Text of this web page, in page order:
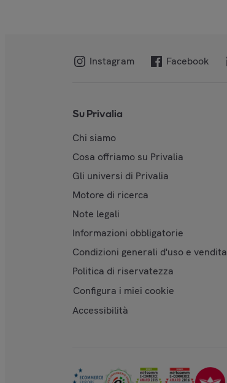
Instagram Facebook
Su Privalia
Chi siamo
Cosa offriamo su Privalia
Gli universi di Privalia
Motore di ricerca
Note legali
Informazioni obbligatorie
Condizioni generali d'uso e vendita
Politica di riservatezza
Configura i miei cookie
Accessibilità